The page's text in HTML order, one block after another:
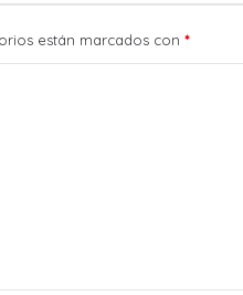
están marcados con *